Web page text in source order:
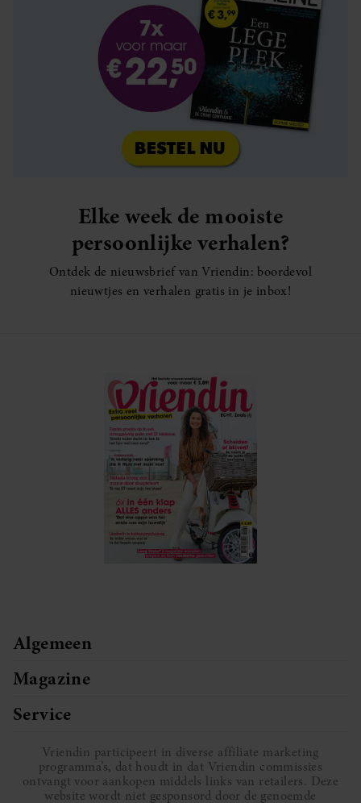
Elke week de mooiste
persoonlijke verhalen?
Ontdek de nieuwsbrief van Vriendin: boordevol
nieuwtjes en verhalen gratis in je inbox!
Algemeen
Magazine
Service
Vriendin participeert in diverse affiliate marketing
programma’s, dat houdt in dat Vriendin commissies
ontvangt voor aankopen middels links van retailers. Deze
website wordt niet gesponsord door de genoemde